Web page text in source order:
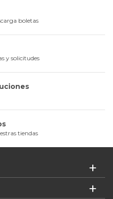
boletas
y solicitudes
tiendas